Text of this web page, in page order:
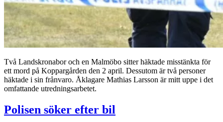
Två Landskronabor och en Malmöbo sitter häktade misstänkta för
ett mord på Koppargården den 2 april. Dessutom är två personer
häktade i sin frånvaro. Åklagare Mathias Larsson är mitt uppe i det
omfattande utredningsarbetet.
Polisen söker efter bil